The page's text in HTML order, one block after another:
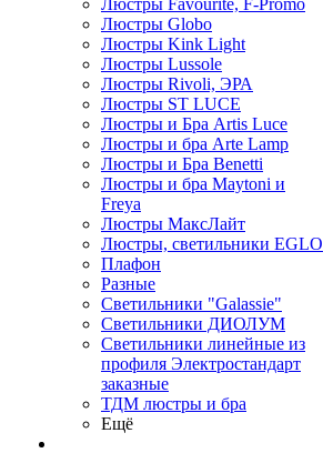
Люстры Favourite, F-Promo
Люстры Globo
Люстры Kink Light
Люстры Lussole
Люстры Rivoli, ЭРА
Люстры ST LUCE
Люстры и Бра Artis Luce
Люстры и бра Arte Lamp
Люстры и Бра Benetti
Люстры и бра Maytoni и
Freya
Люстры МаксЛайт
Люстры, светильники EGLO
Плафон
Разные
Светильники "Galassie"
Светильники ДИОЛУМ
Светильники линейные из
профиля Электростандарт
заказные
ТДМ люстры и бра
Ещё